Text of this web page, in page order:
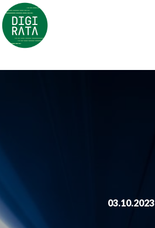
Siirry
sisältöön
03.10.2023